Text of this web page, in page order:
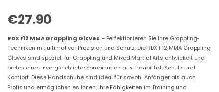
€27.90
RDX F12 MMA Grappling Gloves – Perfektionieren Sie Ihre Grappling-
Techniken mit ultimativer Präzision und Schutz. Die RDX F12 MMA Grappling
Gloves sind speziell für Grappling und Mixed Martial Arts entwickelt und
bieten eine unvergleichliche Kombination aus Flexibilität, Schutz und
Komfort. Diese Handschuhe sind ideal für sowohl Anfänger als auch
Profis und ermöglichen es Ihnen, Ihre Fähigkeiten im Training und